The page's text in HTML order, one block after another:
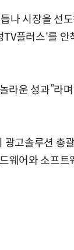
나 시장을 선
플러스'를 안
라운 성과”라
고솔루션 총
웨어와 소프트